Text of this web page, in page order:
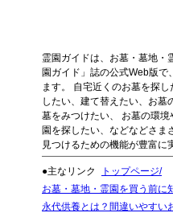
霊園ガイドは、お墓・墓地・
園ガイド」誌の公式Web版で
ます。 自宅近くのお墓を探
したい、建て替えたい、お墓
墓をみつけたい、 お墓の環
園を探したい、などなどさま
見つけるための機能が豊富に
●主なリンク
トップページ
お墓・墓地・霊園を買う前に
永代供養とは？間違いやすい